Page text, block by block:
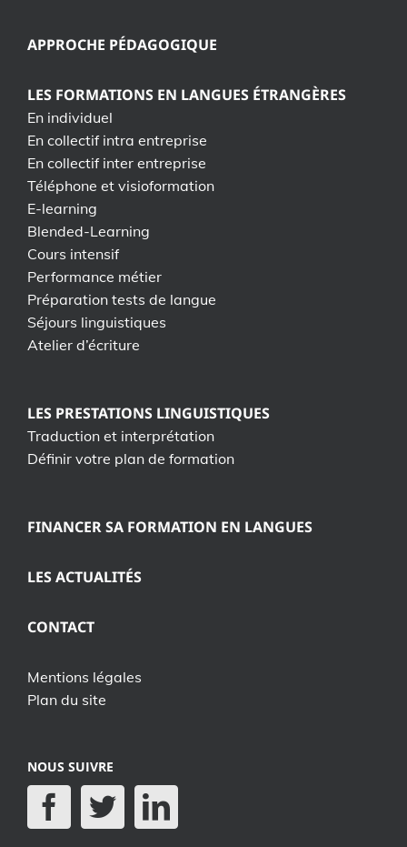
APPROCHE PÉDAGOGIQUE
LES FORMATIONS EN LANGUES ÉTRANGÈRES
En individuel
En collectif intra entreprise
En collectif inter entreprise
Téléphone et visioformation
E-learning
Blended-Learning
Cours intensif
Performance métier
Préparation tests de langue
Séjours linguistiques
Atelier d’écriture
LES PRESTATIONS LINGUISTIQUES
Traduction et interprétation
Définir votre plan de formation
FINANCER SA FORMATION EN LANGUES
LES ACTUALITÉS
CONTACT
Mentions légales
Plan du site
NOUS SUIVRE